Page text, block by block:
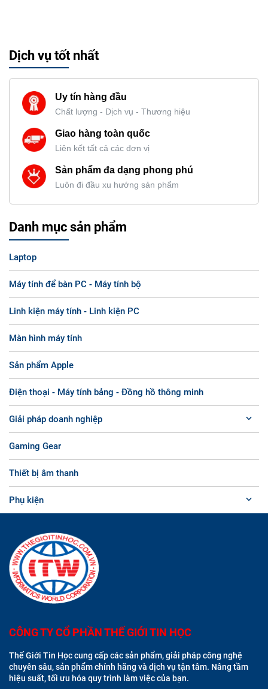
Dịch vụ tốt nhất
Uy tín hàng đầu
Chất lượng - Dịch vụ - Thương hiệu
Giao hàng toàn quốc
Liên kết tất cả các đơn vị
Sản phẩm đa dạng phong phú
Luôn đi đầu xu hướng sản phẩm
Danh mục sản phẩm
Laptop
Máy tính để bàn PC - Máy tính bộ
Linh kiện máy tính - Linh kiện PC
Màn hình máy tính
Sản phẩm Apple
Điện thoại - Máy tính bảng - Đồng hồ thông minh
Giải pháp doanh nghiệp
Gaming Gear
Thiết bị âm thanh
Phụ kiện
CÔNG TY CỔ PHẦN THẾ GIỚI TIN HỌC
Thế Giới Tin Học cung cấp các sản phẩm, giải pháp công nghệ
chuyên sâu, sản phẩm chính hãng và dịch vụ tận tâm. Nâng tầm
hiệu suất, tối ưu hóa quy trình làm việc của bạn.